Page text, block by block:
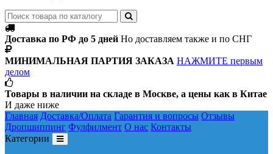
Доставка по РФ до 5 дней Но доставляем также и по СНГ
МИНИМАЛЬНАЯ ПАРТИЯ ЗАКАЗА НАЖМИТЕ первым
делом
Товары в наличии на складе в Москве, а цены как в Китае
И даже ниже
Главная Доставка/Оплата Гарантия и вопросы Отзывы
Дропшиппинг Фулфилмент О нас Контакты
Категории